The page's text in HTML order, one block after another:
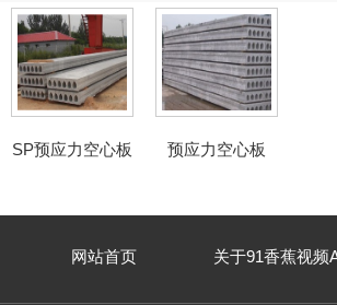
SP预应力空心板 预应力空心板
网站首页 关于91香蕉视频